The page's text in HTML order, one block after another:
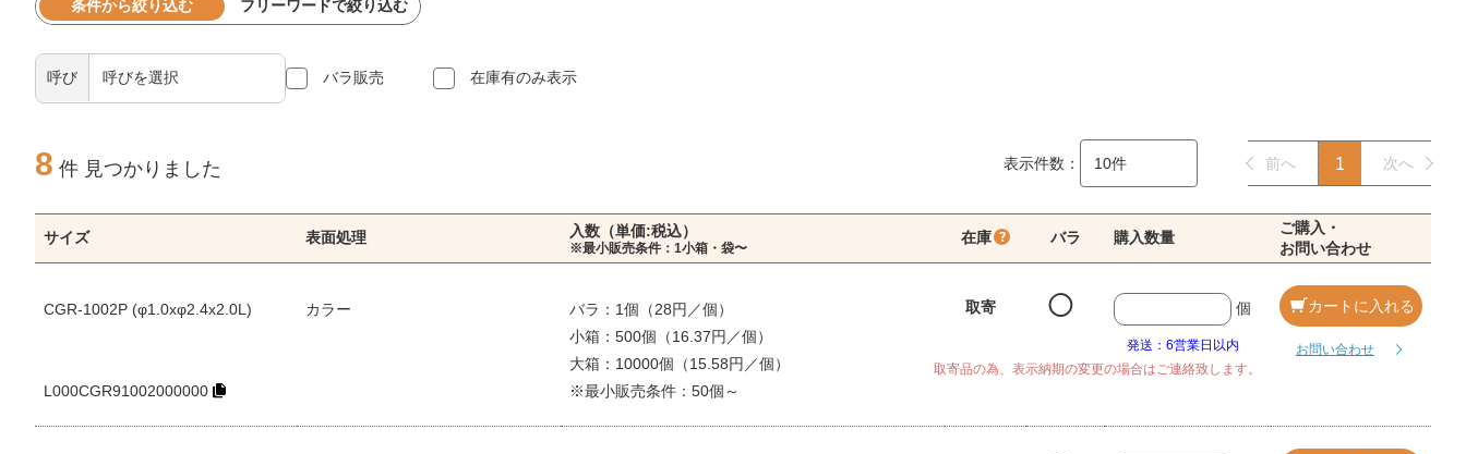
条件から絞り込む フリーワードで絞り込む
呼び バラ販売 在庫有のみ表示
8 件 見つかりました 表示件数： 前へ 1 次へ
サイズ 表面処理 入数（単価:税込）
※最小販売条件：1小箱・袋〜
在庫 バラ 購入数量
ご購入・
お問い合わせ
CGR-1002P (φ1.0xφ2.4x2.0L)
L000CGR91002000000
カラー
バラ：1個（28円／個）
小箱：500個（16.37円／個）
大箱：10000個（15.58円／個）
※最小販売条件：50個～
取寄 ◯ 個
発送：6営業日以内
取寄品の為、表示納期の変更の場合はご連絡致します。
カートに入れる
お問い合わせ